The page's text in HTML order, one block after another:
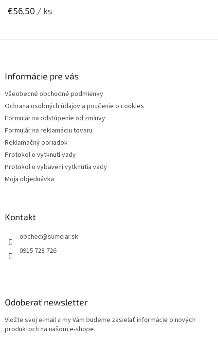
€56,50 / ks
Informácie pre vás
Všeobecné obchodné podmienky
Ochrana osobných údajov a poučenie o cookies
Formulár na odstúpenie od zmluvy
Formulár na reklamáciu tovaru
Reklamačný poriadok
Protokol o vytknutí vady
Protokol o vybavení vytknutia vady
Moja objednávka
Kontakt
obchod@sumciar.sk
0915 728 726
Odoberať newsletter
Vložte svoj e-mail a my Vám budeme zasielať informácie o nových
produktoch na našom e-shope.